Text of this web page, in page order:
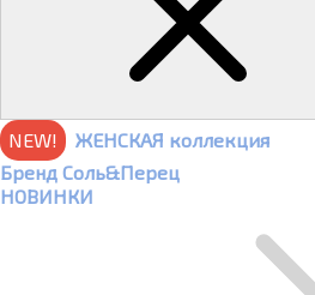
NEW!
ЖЕНСКАЯ коллекция
Бренд Соль&Перец
НОВИНКИ